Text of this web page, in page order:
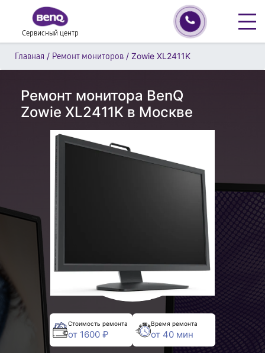
Сервисный центр
Главная / Ремонт мониторов / Zowie XL2411K
Ремонт монитора BenQ
Zowie XL2411K в Москве
Стоимость ремонта
от 1600 ₽
Время ремонта
от 40 мин